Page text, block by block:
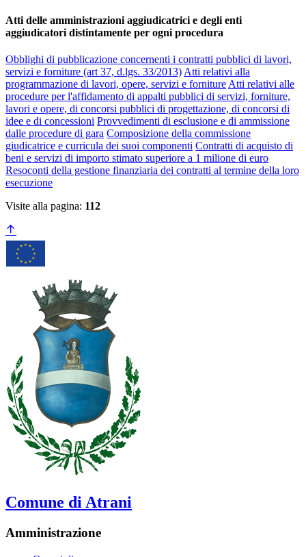
Atti delle amministrazioni aggiudicatrici e degli enti
aggiudicatori distintamente per ogni procedura
Obblighi di pubblicazione concernenti i contratti pubblici di lavori,
servizi e forniture (art 37, d.lgs. 33/2013) Atti relativi alla
programmazione di lavori, opere, servizi e forniture Atti relativi alle
procedure per l'affidamento di appalti pubblici di servizi, forniture,
lavori e opere, di concorsi pubblici di progettazione, di concorsi di
idee e di concessioni Provvedimenti di esclusione e di ammissione
dalle procedure di gara Composizione della commissione
giudicatrice e curricula dei suoi componenti Contratti di acquisto di
beni e servizi di importo stimato superiore a 1 milione di euro
Resoconti della gestione finanziaria dei contratti al termine della loro
esecuzione
Visite alla pagina: 112
Comune di Atrani
Amministrazione